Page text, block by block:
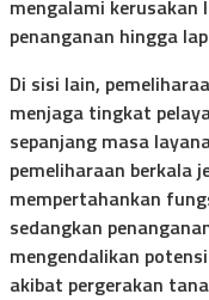
mengalami kerusakan
penanganan hingga
Di sisi lain,
menjaga tingkat
sepanjang masa
pemeliharaan berkala
mempertahankan
sedangkan
mengendalikan
akibat pergerakan